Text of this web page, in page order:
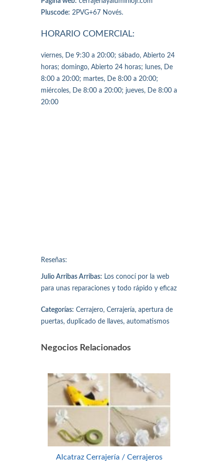
Pluscode: 2PVG+67 Novés.
HORARIO COMERCIAL:
viernes, De 9:30 a 20:00; sábado, Abierto 24
horas; domingo, Abierto 24 horas; lunes, De
8:00 a 20:00; martes, De 8:00 a 20:00;
miércoles, De 8:00 a 20:00; jueves, De 8:00 a
20:00
Reseñas:
Julio Arribas Arribas: Los conocí por la web
para unas reparaciones y todo rápido y eficaz
Categorías: Cerrajero, Cerrajería, apertura de
puertas, duplicado de llaves, automatismos
Negocios Relacionados
Alcatraz Cerrajería / Cerrajeros